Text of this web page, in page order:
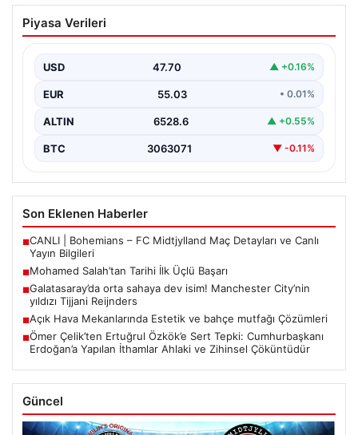
Mohamed Salah’tan Tarihi İlk Üçlü
Başarı
önemli bir dönüm noktasına imza attı. Takımının
hücum…
Piyasa Verileri
USD 47.70 ▲ +0.16%
EUR 55.03 • 0.01%
ALTIN 6528.6 ▲ +0.55%
BTC 3063071 ▼ -0.11%
Son Eklenen Haberler
■CANLI | Bohemians – FC Midtjylland Maç Detayları ve Canlı
Yayın Bilgileri
■Mohamed Salah’tan Tarihi İlk Üçlü Başarı
■Galatasaray’da orta sahaya dev isim! Manchester City’nin
yıldızı Tijjani Reijnders
■Açık Hava Mekanlarında Estetik ve bahçe mutfağı Çözümleri
■Ömer Çelik’ten Ertuğrul Özkök’e Sert Tepki: Cumhurbaşkanı
Erdoğan’a Yapılan İthamlar Ahlaki ve Zihinsel Çöküntüdür
Güncel